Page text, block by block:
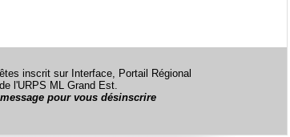
inscrit sur Interface, Portail Régional
l'URPS ML Grand Est.
pour vous désinscrire